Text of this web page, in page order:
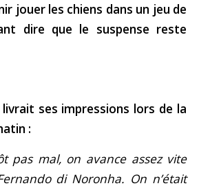
jouer les chiens dans un jeu de
dire que le suspense reste
ses impressions lors de la
:
pas mal, on avance assez vite
di Noronha. On n’était